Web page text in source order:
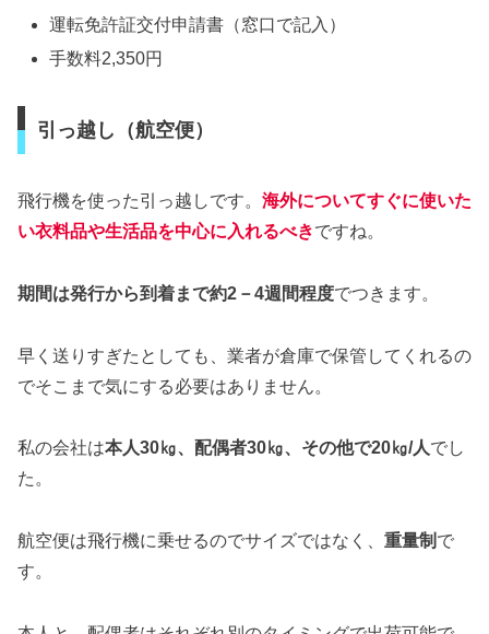
運転免許証交付申請書（窓口で記入）
手数料2,350円
引っ越し（航空便）
飛行機を使った引っ越しです。 海外についてすぐに使いた
い衣料品や生活品を中心に入れるべきですね。
期間は発行から到着まで約2－4週間程度でつきます。
早く送りすぎたとしても、業者が倉庫で保管してくれるの
でそこまで気にする必要はありません。
私の会社は本人30㎏、配偶者30㎏、その他で20㎏/人でし
た。
航空便は飛行機に乗せるのでサイズではなく、 重量制 で
す。